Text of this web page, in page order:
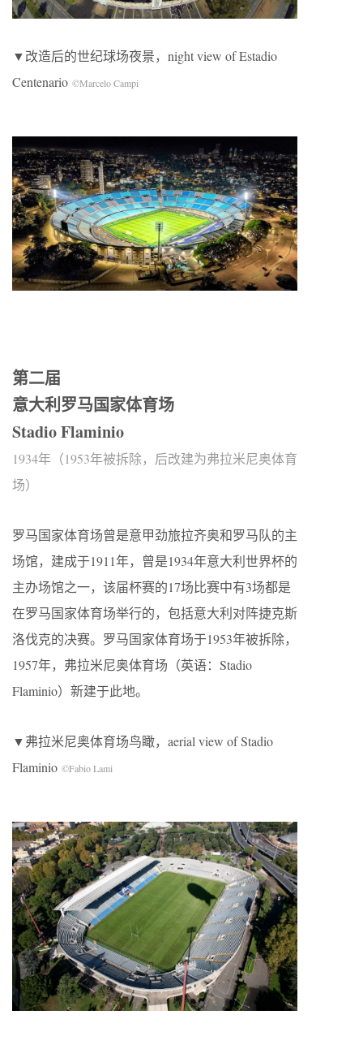
▼改造后的世纪球场夜景，night view of Estadio
Centenario ©Marcelo Campi
第二届
意大利罗马国家体育场
Stadio Flaminio
1934年（1953年被拆除，后改建为弗拉米尼奥体育
场）
罗马国家体育场曾是意甲劲旅拉齐奥和罗马队的主
场馆，建成于1911年，曾是1934年意大利世界杯的
主办场馆之一，该届杯赛的17场比赛中有3场都是
在罗马国家体育场举行的，包括意大利对阵捷克斯
洛伐克的决赛。罗马国家体育场于1953年被拆除，
1957年，弗拉米尼奥体育场（英语：Stadio
Flaminio）新建于此地。
▼弗拉米尼奥体育场鸟瞰，aerial view of Stadio
Flaminio ©Fabio Lami